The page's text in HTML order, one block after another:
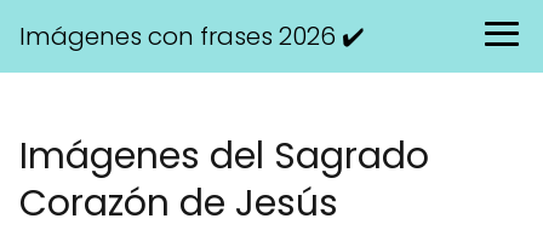
Imágenes con frases 2026 ✔️
Imágenes del Sagrado
Corazón de Jesús